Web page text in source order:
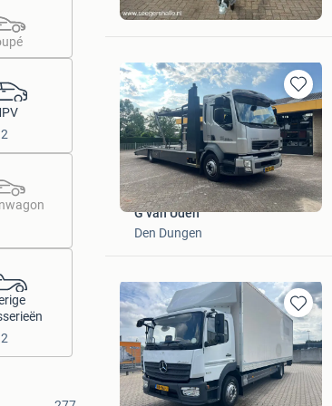
2
2
Halle
Bewaren
in
Mijn
Favorieten
G van Uden
Den Dungen
Bewaren
in
Mijn
Favorieten